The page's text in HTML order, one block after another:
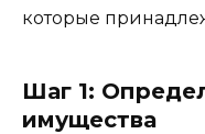
которые
Шаг 1:
имущества